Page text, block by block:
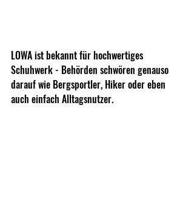
LOWA ist bekannt für hochwertiges
Schuhwerk - Behörden schwören genauso
darauf wie Bergsportler, Hiker oder eben
auch einfach Alltagsnutzer.